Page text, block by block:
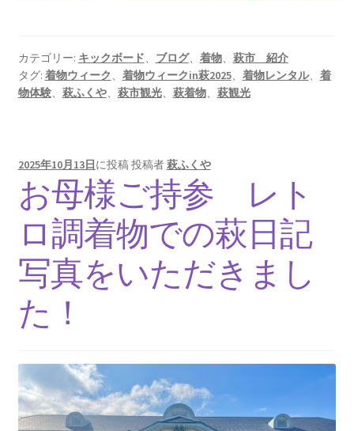
カテゴリー: キックボード ブログ、 着物、 萩市 紹介
タグ: 着物ウィーク 着物ウィークin萩2025、 着物レンタル、 着
物体験、 萩ふくや、 萩市観光、 萩着物、 萩観光
2025年10月13日に投稿投稿者萩ふくや
お母様ご持参 レト
ロ調着物での萩日記
写真をいただきまし
た！